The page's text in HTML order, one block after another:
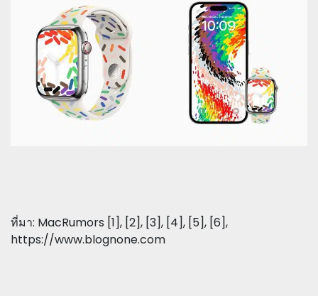
ที่มา: MacRumors [1], [2], [3], [4], [5], [6],
https://www.blognone.com